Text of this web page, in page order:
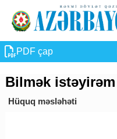
PDF çap
Bilmək istəyirəm
Hüquq məsləhəti